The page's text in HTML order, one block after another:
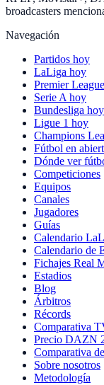
broadcasters
Navegación
Partidos hoy
LaLiga hoy
Premier
Serie A hoy
Bundesliga hoy
Ligue 1 hoy
Champions
Fútbol en
Dónde ver
Competiciones
Equipos
Canales
Jugadores
Guías
Calendario
Calendario de
Fichajes Real
Estadios
Blog
Árbitros
Récords
Comparativa
Precio DAZN
Comparativa
Sobre nosotros
Metodología